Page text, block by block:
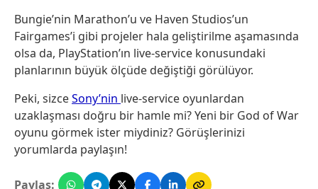
Bungie’nin Marathon’u ve Haven Studios’un
Fairgames’i gibi projeler hala geliştirilme aşamasında
olsa da, PlayStation’ın live-service konusundaki
planlarının büyük ölçüde değiştiği görülüyor.
Peki, sizceSony’nin live-service oyunlardan
uzaklaşması doğru bir hamle mi? Yeni bir God of War
oyunu görmek ister miydiniz? Görüşlerinizi
yorumlarda paylaşın!
Paylaş: